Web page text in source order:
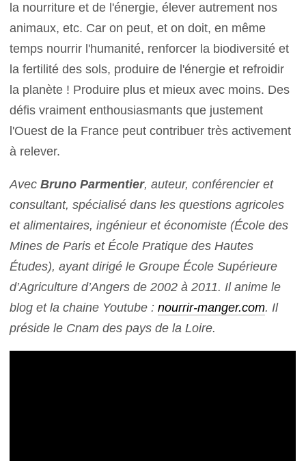
la nourriture et de l'énergie, élever autrement nos
animaux, etc. Car on peut, et on doit, en même
temps nourrir l'humanité, renforcer la biodiversité et
la fertilité des sols, produire de l'énergie et refroidir
la planète ! Produire plus et mieux avec moins. Des
défis vraiment enthousiasmants que justement
l'Ouest de la France peut contribuer très activement
à relever.
AvecBruno Parmentier, auteur, conférencier et
consultant, spécialisé dans les questions agricoles
et alimentaires, ingénieur et économiste (École des
Mines de Paris et École Pratique des Hautes
Études), ayant dirigé le Groupe École Supérieure
d’Agriculture d’Angers de 2002 à 2011. Il anime le
blog et la chaine Youtube :nourrir-manger.com. Il
préside le Cnam des pays de la Loire.